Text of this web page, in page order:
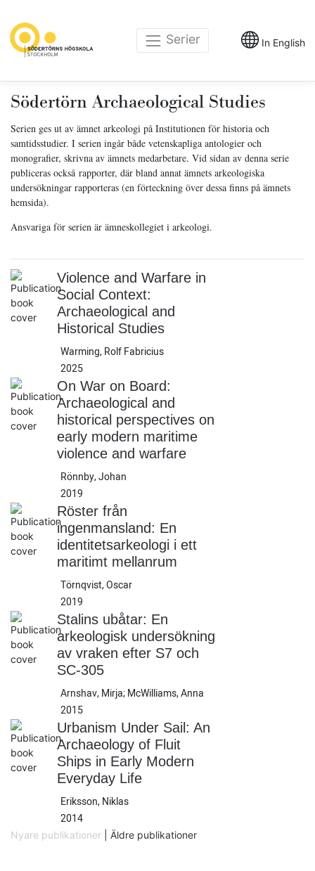
Serier In English
Södertörn Archaeological Studies
Serien ges ut av ämnet arkeologi på Institutionen för historia och
samtidsstudier. I serien ingår både vetenskapliga antologier och
monografier, skrivna av ämnets medarbetare. Vid sidan av denna serie
publiceras också rapporter, där bland annat ämnets arkeologiska
undersökningar rapporteras (en förteckning över dessa finns på ämnets
hemsida).
Ansvariga för serien är ämneskollegiet i arkeologi.
Violence and Warfare in
Social Context:
Archaeological and
Historical Studies
Warming, Rolf Fabricius
2025
On War on Board:
Archaeological and
historical perspectives on
early modern maritime
violence and warfare
Rönnby, Johan
2019
Röster från
ingenmansland: En
identitetsarkeologi i ett
maritimt mellanrum
Törnqvist, Oscar
2019
Stalins ubåtar: En
arkeologisk undersökning
av vraken efter S7 och
SC-305
Arnshav, Mirja; McWilliams, Anna
2015
Urbanism Under Sail: An
Archaeology of Fluit
Ships in Early Modern
Everyday Life
Eriksson, Niklas
2014
Nyare publikationer Äldre publikationer